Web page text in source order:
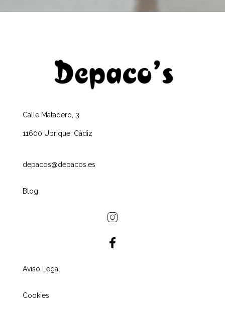
Calle Matadero, 3
11600 Ubrique, Cádiz
depacos@depacos.es
Blog
Aviso Legal
Cookies